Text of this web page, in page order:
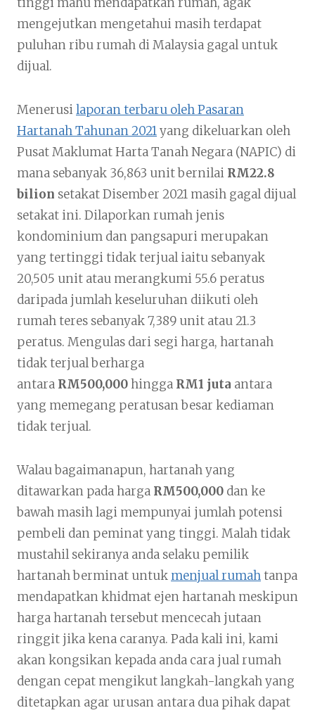
mengejutkan mengetahui masih terdapat
puluhan ribu rumah di Malaysia gagal untuk
dijual.
Menerusi laporan terbaru oleh Pasaran
Hartanah Tahunan 2021yang dikeluarkan oleh
Pusat Maklumat Harta Tanah Negara (NAPIC) di
mana sebanyak 36,863 unit bernilai RM22.8
bilion setakat Disember 2021 masih gagal dijual
setakat ini. Dilaporkan rumah jenis
kondominium dan pangsapuri merupakan
yang tertinggi tidak terjual iaitu sebanyak
20,505 unit atau merangkumi 55.6 peratus
daripada jumlah keseluruhan diikuti oleh
rumah teres sebanyak 7,389 unit atau 21.3
peratus. Mengulas dari segi harga, hartanah
tidak terjual berharga
antara RM500,000hingga RM1 juta antara
yang memegang peratusan besar kediaman
tidak terjual.
Walau bagaimanapun, hartanah yang
ditawarkan pada harga RM500,000 dan ke
bawah masih lagi mempunyai jumlah potensi
pembeli dan peminat yang tinggi. Malah tidak
mustahil sekiranya anda selaku pemilik
hartanah berminat untuk menjual rumahtanpa
mendapatkan khidmat ejen hartanah meskipun
harga hartanah tersebut mencecah jutaan
ringgit jika kena caranya. Pada kali ini, kami
akan kongsikan kepada anda cara jual rumah
dengan cepat mengikut langkah-langkah yang
ditetapkan agar urusan antara dua pihak dapat